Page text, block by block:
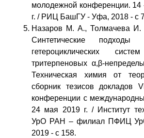
молодежной конференции. 14
г. / РИЦ БашГУ - Уфа, 2018 - с
Назаров М. А., Толмачева
Синтетические подходы
гетероциклических
тритерпеновых α,β-
Техническая химия от
сборник тезисов докладов
конференции с
24 мая 2019 г. / Институт
УрО РАН – филиал ПФИЦ
2019 - с 158.